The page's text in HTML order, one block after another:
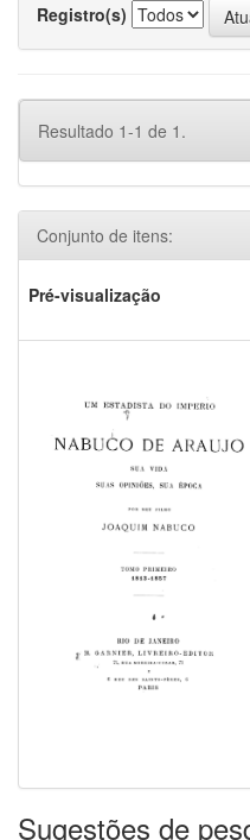
Registro(s)
Resultado 1-1 de 1.
Conjunto de itens:
Pré-visualização
Sugestões de